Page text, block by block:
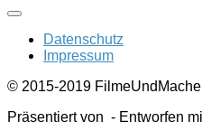
Datenschutz
Impressum
© 2015-2019
Präsentiert von - Entworfen